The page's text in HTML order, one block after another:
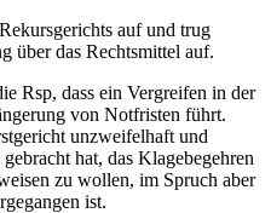
auf und trug
über das Rechtsmittel auf.
Rsp, dass ein Vergreifen in der
von Notfristen führt.
unzweifelhaft und
hat, das Klagebegehren
zu wollen, im Spruch aber
ist.